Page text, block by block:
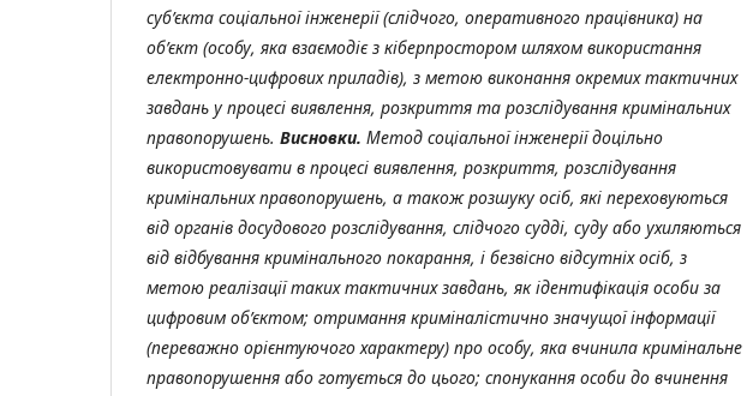
суб’єкта соціальної інженерії (слідчого, оперативного працівника) на
об’єкт (особу, яка взаємодіє з кіберпростором шляхом використання
електронно-цифрових приладів), з метою виконання окремих тактичних
завдань у процесі виявлення, розкриття та розслідування кримінальних
правопорушень. Висновки. Метод соціальної інженерії доцільно
використовувати в процесі виявлення, розкриття, розслідування
кримінальних правопорушень, а також розшуку осіб, які переховуються
від органів досудового розслідування, слідчого судді, суду або ухиляються
від відбування кримінального покарання, і безвісно відсутніх осіб, з
метою реалізації таких тактичних завдань, як ідентифікація особи за
цифровим об’єктом; отримання криміналістично значущої інформації
(переважно орієнтуючого характеру) про особу, яка вчинила кримінальне
правопорушення або готується до цього; спонукання особи до вчинення